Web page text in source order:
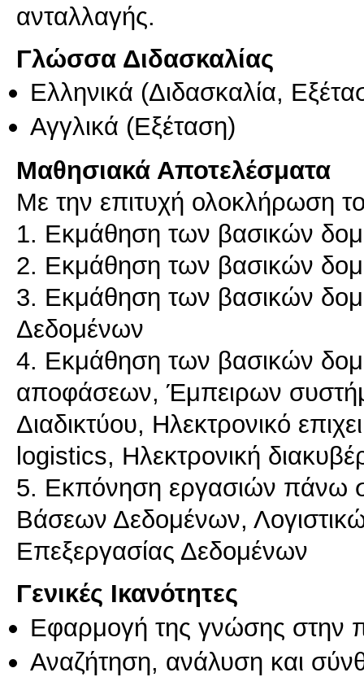
ανταλλαγής.
Γλώσσα Διδασκαλίας
Ελληνικά (Διδασκαλία,
Αγγλικά (Εξέταση)
Μαθησιακά Αποτελέσματα
Με την επιτυχή ολοκλήρωση
1. Εκμάθηση των βασικών
2. Εκμάθηση των βασικών
3. Εκμάθηση των βασικών
Δεδομένων
4. Εκμάθηση των βασικών
αποφάσεων, Έμπειρων
Διαδικτύου, Ηλεκτρονικό
logistics, Ηλεκτρονική
5. Εκπόνηση εργασιών πάνω
Βάσεων Δεδομένων,
Γενικές Ικανότητες
Εφαρμογή της γνώσης στην
Αναζήτηση, ανάλυση και